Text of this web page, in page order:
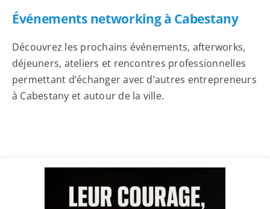
Événements networking à Cabestany
Découvrez les prochains événements, afterworks,
déjeuners, ateliers et rencontres professionnelles
permettant d’échanger avec d’autres entrepreneurs
à Cabestany et autour de la ville.